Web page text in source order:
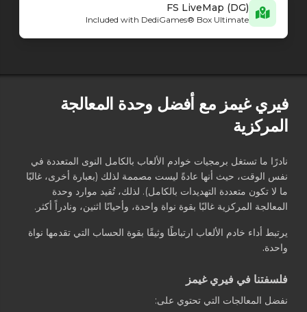
FS LiveMap (DG)
Included with DediGames® Box Ultimate
فيري غيمز مع أفضل وحدة المعالجة
المركزية
نادرًا ما تستغل برمجيات خوادم الألعاب بالكامل النوى المتعددة في
نفس الوقت، حيث أنها عادةً ليست مصممة لذلك (بعبارة أخرى، غالبًا
ما لا تكون متعددة التهديدات بالكامل). لذلك، تُقيد موارد وحدة
المعالجة المركزية غالبًا بقوة نواة واحدة، وأحيانًا اثنين، ونادراً أكثر.
يرتبط أداء خادم الألعاب ارتباطًا وثيقًا بقوة الحساب التي تقدمها نواة
واحدة.
فلسفتنا في فيري غيمز
نفضل المعالجات التي تحتوي على: